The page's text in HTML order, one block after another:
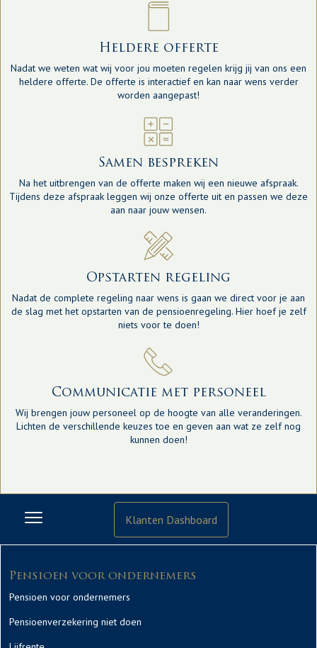
Heldere offerte
Nadat we weten wat wij voor jou moeten regelen krijg jij van ons een
heldere offerte. De offerte is interactief en kan naar wens verder
worden aangepast!
Samen bespreken
Na het uitbrengen van de offerte maken wij een nieuwe afspraak.
Tijdens deze afspraak leggen wij onze offerte uit en passen we deze
aan naar jouw wensen.
Opstarten regeling
Nadat de complete regeling naar wens is gaan we direct voor je aan
de slag met het opstarten van de pensioenregeling. Hier hoef je zelf
niets voor te doen!
Communicatie met personeel
Wij brengen jouw personeel op de hoogte van alle veranderingen.
Lichten de verschillende keuzes toe en geven aan wat ze zelf nog
kunnen doen!
Klanten Dashboard
Pensioen voor ondernemers
Pensioen voor ondernemers
Pensioenverzekering niet doen